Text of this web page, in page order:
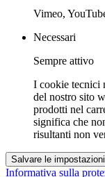
Vimeo,
Necessari
Sempre attivo
I cookie tecnici
del nostro sito
prodotti nel
significa che
risultanti non
Salvare le impostazioni
Informativa sulla